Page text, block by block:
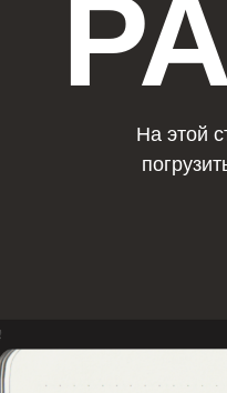
На этой
погрузиться в